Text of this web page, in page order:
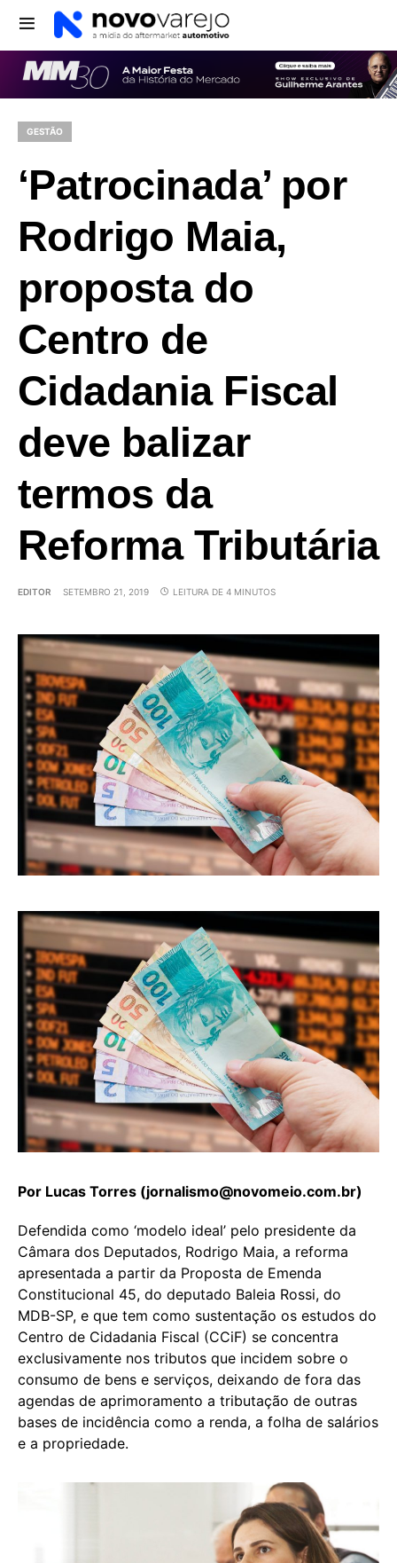
GESTÃO
‘Patrocinada’ por
Rodrigo Maia,
proposta do
Centro de
Cidadania Fiscal
deve balizar
termos da
Reforma Tributária
EDITOR SETEMBRO 21, 2019 LEITURA DE 4 MINUTOS
Por Lucas Torres (jornalismo@novomeio.com.br)
Defendida como ‘modelo ideal’ pelo presidente da
Câmara dos Deputados, Rodrigo Maia, a reforma
apresentada a partir da Proposta de Emenda
Constitucional 45, do deputado Baleia Rossi, do
MDB-SP, e que tem como sustentação os estudos do
Centro de Cidadania Fiscal (CCiF) se concentra
exclusivamente nos tributos que incidem sobre o
consumo de bens e serviços, deixando de fora das
agendas de aprimoramento a tributação de outras
bases de incidência como a renda, a folha de salários
e a propriedade.